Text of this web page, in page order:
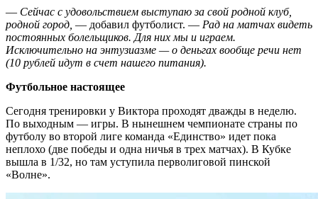
— Сейчас с удовольствием выступаю за свой родной клуб,
родной город, — добавил футболист. — Рад на матчах видеть
постоянных болельщиков. Для них мы и играем.
Исключительно на энтузиазме — о деньгах вообще речи нет
(10 рублей идут в счет нашего питания).
Футбольное настоящее
Сегодня тренировки у Виктора проходят дважды в неделю.
По выходным — игры. В нынешнем чемпионате страны по
футболу во второй лиге команда «Единство» идет пока
неплохо (две победы и одна ничья в трех матчах). В Кубке
вышла в 1/32, но там уступила перволиговой пинской
«Волне».